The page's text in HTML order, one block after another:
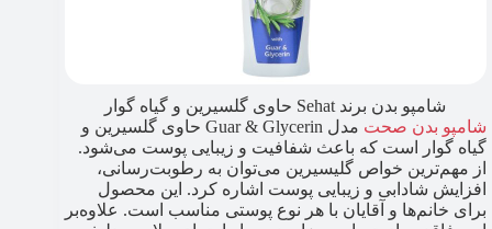
شامپو بدن برند Sehat حاوی گلسیرین و گیاه گوار
شامپو بدن صحت
مدل Guar & Glycerin حاوی گلسیرین و
گیاه گوار است که باعث شفافیت و زیبایی پوست می‌شود.
از مهم‌ترین خواص گلیسیرین می‌توان به رطوبت‌رسانی،
افزایش شادابی و زیبایی پوست اشاره کرد. این محصول
برای خانم‌ها و آقایان با هر نوع پوستی مناسب است. علاوه‌بر